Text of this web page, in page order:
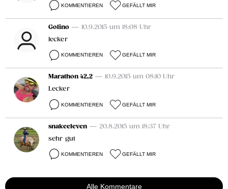
KOMMENTIEREN GEFÄLLT MIR
Golino — 10.9.2015 um 18:08 Uhr
lecker
KOMMENTIEREN GEFÄLLT MIR
Marathon 42,2 — 10.9.2015 um 08:10 Uhr
Lecker
KOMMENTIEREN GEFÄLLT MIR
snakeeleven — 20.8.2015 um 18:37 Uhr
sehr gut
KOMMENTIEREN GEFÄLLT MIR
Alle Kommentare